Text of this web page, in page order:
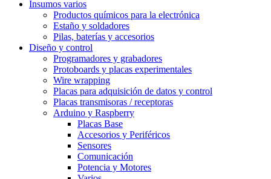
Insumos varios
Productos químicos para la electrónica
Estaño y soldadores
Pilas, baterías y accesorios
Diseño y control
Programadores y grabadores
Protoboards y placas experimentales
Wire wrapping
Placas para adquisición de datos y control
Placas transmisoras / receptoras
Arduino y Raspberry
Placas Base
Accesorios y Periféricos
Sensores
Comunicación
Potencia y Motores